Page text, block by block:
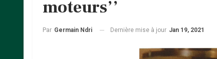
moteurs’’
Par Germain Ndri Dernière mise à jour Jan 19, 2021